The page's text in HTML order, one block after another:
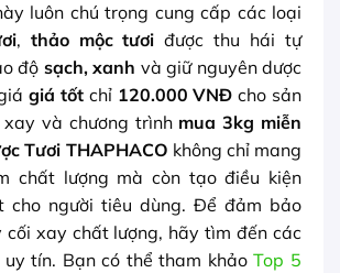
luôn chú trọng cung cấp các loại
, thảo mộc tươi được thu hái tự
độ sạch, xanh và giữ nguyên dược
giá tốt chỉ 120.000 VNĐ cho sản
và chương trình mua 3kg miễn
Tươi THAPHACO không chỉ mang
chất lượng mà còn tạo điều kiện
cho người tiêu dùng. Để đảm bảo
cối xay chất lượng, hãy tìm đến các
uy tín. Bạn có thể tham khảoTop 5